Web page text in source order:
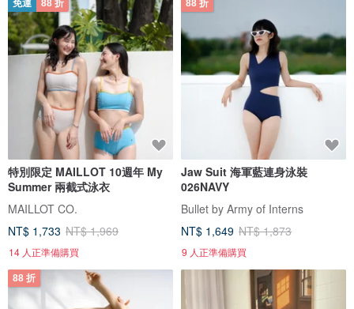
免運 88 折
特別限定 MAILLOT 10週年 My
Summer 兩截式泳衣
MAILLOT CO.
NT$ 1,733 NT$ 1,969
14 人正準備購買
88 折
Jaw Suit 海軍藍連身泳裝
026NAVY
Bullet by Army of Interns
NT$ 1,649 NT$ 1,873
9 人正準備購買
88 折